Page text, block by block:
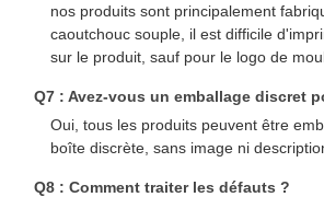
nos produits sont principalement
caoutchouc souple, il est difficile
sur le produit, sauf pour le logo de
Q7 : Avez-vous un emballage discret
Oui, tous les produits peuvent être
boîte discrète, sans image ni
Q8 : Comment traiter les défauts ?